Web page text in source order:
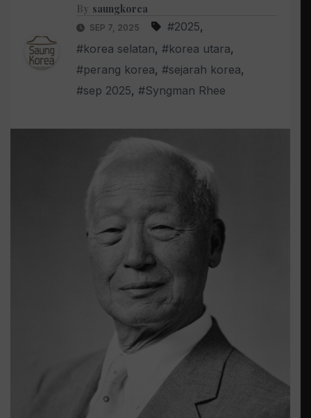
By saungkorea
SEP 7, 2025 #2025,
#korea selatan, #korea utara,
#perang korea, #sejarah korea,
#sep 2025, #Syngman Rhee